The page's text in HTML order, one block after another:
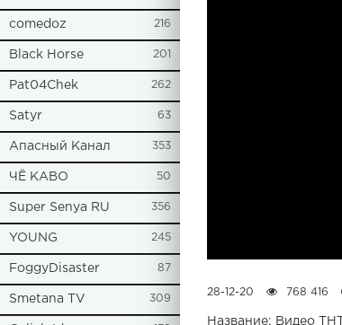
comedoz 216
Black Horse 201
Pat04Chek 262
Satyr 63
Апасный Канал 353
ЧЁ КАВО 50
Super Senya RU 356
YOUNG 245
FoggyDisaster 87
Smetana TV 309
28-12-20 768 416
Название: Видео